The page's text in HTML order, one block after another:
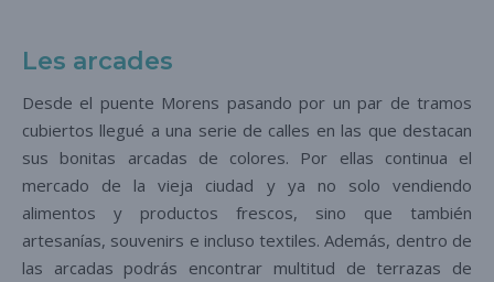
Les arcades
Desde el puente Morens pasando por un par de tramos
cubiertos llegué a una serie de calles en las que destacan
sus bonitas arcadas de colores. Por ellas continua el
mercado de la vieja ciudad y ya no solo vendiendo
alimentos y productos frescos, sino que también
artesanías, souvenirs e incluso textiles. Además, dentro de
las arcadas podrás encontrar multitud de terrazas de